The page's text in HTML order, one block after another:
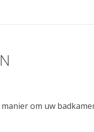
om uw